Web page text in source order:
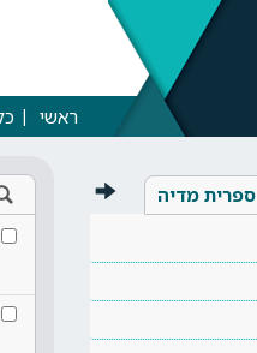
ראשי
ספרית מדיה